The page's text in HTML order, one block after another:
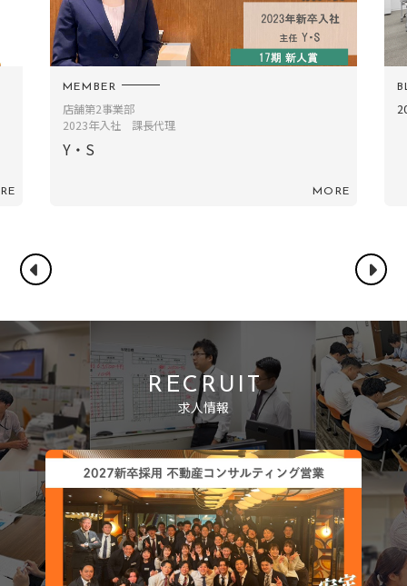
MEMBER
店舗第2事業部
2023年入社 課長代理
Y・S
MORE
RECRUIT
求人情報